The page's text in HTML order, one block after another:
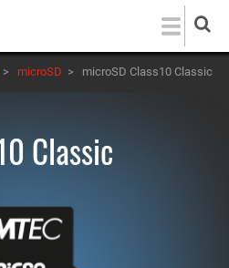
> microSD > microSD Class10 Classic
Classic